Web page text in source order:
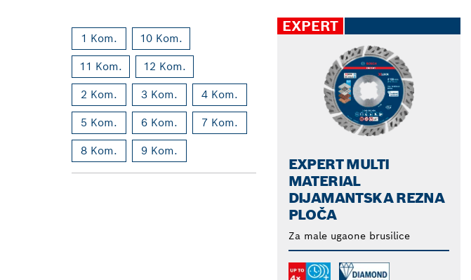
1 Kom. 10 Kom.
11 Kom. 12 Kom.
2 Kom. 3 Kom. 4 Kom.
5 Kom. 6 Kom. 7 Kom.
8 Kom. 9 Kom.
EXPERT
EXPERT MULTI
MATERIAL
DIJAMANTSKA REZNA
PLOČA
Za male ugaone brusilice